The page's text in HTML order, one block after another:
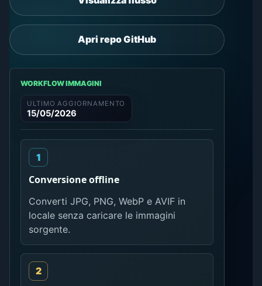
Apri repo GitHub
WORKFLOW IMMAGINI
ULTIMO AGGIORNAMENTO
15/05/2026
Conversione offline
Converti JPG, PNG, WebP e AVIF in
locale senza caricare le immagini
sorgente.